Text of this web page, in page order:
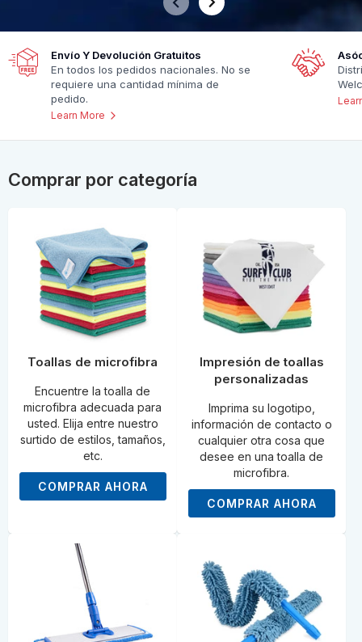
Envío Y Devolución Gratuitos
En todos los pedidos nacionales. No se
requiere una cantidad mínima de
pedido.
Learn More Free
Returns
Comprar por categoría
Toallas de microfibra
Encuentre la toalla de
microfibra adecuada para
usted. Elija entre nuestro
surtido de estilos, tamaños,
etc.
COMPRAR AHORA
Impresión de toallas
personalizadas
Imprima su logotipo,
información de contacto o
cualquier otra cosa que
desee en una toalla de
microfibra.
COMPRAR AHORA